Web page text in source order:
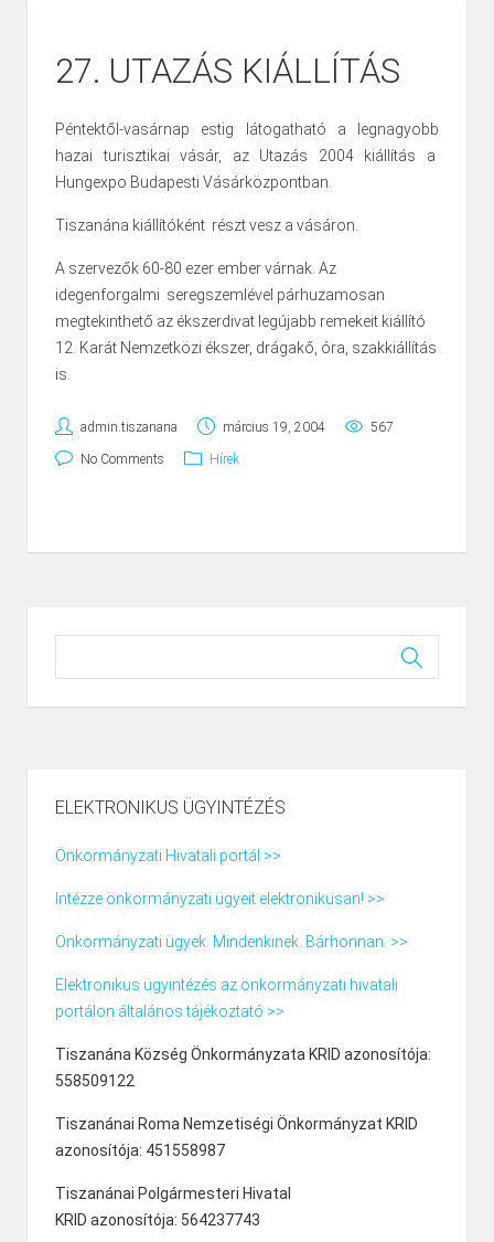
27. UTAZÁS KIÁLLÍTÁS
Péntektől-vasárnap estig látogatható a legnagyobb
hazai turisztikai vásár, az Utazás 2004 kiállítás a
Hungexpo Budapesti Vásárközpontban.
Tiszanána kiállítóként részt vesz a vásáron.
A szervezők 60-80 ezer ember várnak. Az
idegenforgalmi seregszemlével párhuzamosan
megtekinthető az ékszerdivat legújabb remekeit kiállító
12. Karát Nemzetközi ékszer, drágakő, óra, szakkiállítás
is.
admin.tiszanana március 19, 2004 567
No Comments Hírek
ELEKTRONIKUS ÜGYINTÉZÉS
Önkormányzati Hivatali portál >>
Intézze önkormányzati ügyeit elektronikusan! >>
Önkormányzati ügyek. Mindenkinek. Bárhonnan. >>
Elektronikus ügyintézés az önkormányzati hivatali
portálon általános tájékoztató >>
Tiszanána Község Önkormányzata KRID azonosítója:
558509122
Tiszanánai Roma Nemzetiségi Önkormányzat KRID
azonosítója: 451558987
Tiszanánai Polgármesteri Hivatal
KRID azonosítója: 564237743